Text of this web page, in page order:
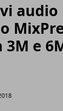
audio
3M e